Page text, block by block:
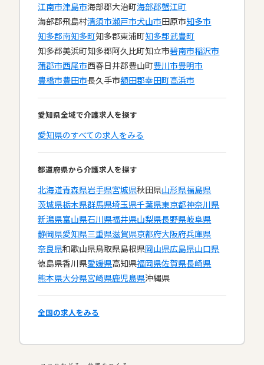
江南市津島市海部郡大治町海部郡蟹江町
海部郡飛島村清須市瀬戸市犬山市田原市知多市
知多郡南知多町知多郡東浦町知多郡武豊町
知多郡美浜町知多郡阿久比町知立市碧南市稲沢市
蒲郡市西尾市西春日井郡豊山町豊川市豊明市
豊橋市豊田市長久手市額田郡幸田町高浜市
愛知県全域で介護求人を探す
愛知県のすべての求人をみる
都道府県から介護求人を探す
北海道青森県岩手県宮城県秋田県山形県福島県
茨城県栃木県群馬県埼玉県千葉県東京都神奈川県
新潟県富山県石川県福井県山梨県長野県岐阜県
静岡県愛知県三重県滋賀県京都府大阪府兵庫県
奈良県和歌山県鳥取県島根県岡山県広島県山口県
徳島県香川県愛媛県高知県福岡県佐賀県長崎県
熊本県大分県宮崎県鹿児島県沖縄県
全国の求人をみる